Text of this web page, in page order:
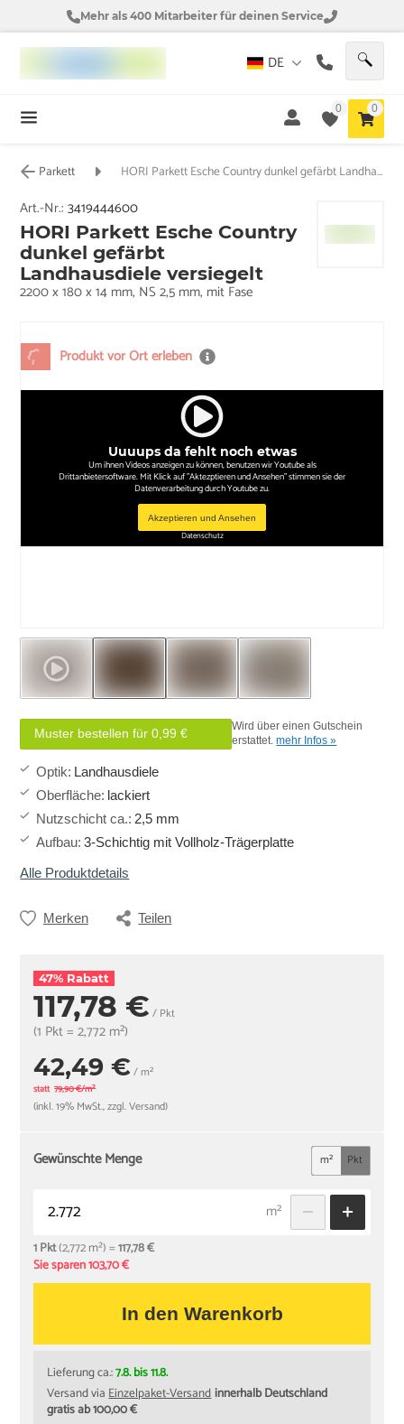
Mehr als 400 Mitarbeiter für deinen Service
DE
0 0
Parkett HORI Parkett Esche Country dunkel gefärbt Landhausdiele versiegelt
Produkt vor Ort erleben
Uuuups da fehlt noch etwas
Um ihnen Videos anzeigen zu können, benutzen wir Youtube als
Drittanbietersoftware. Mit Klick auf "Aktezptieren und Ansehen" stimmen sie der
Datenverarbeitung durch Youtube zu.
Akzeptieren und Ansehen
Datenschutz
Art.-Nr.:3419444600
HORI Parkett Esche Country
dunkel gefärbt
Landhausdiele versiegelt
2200 x 180 x 14 mm, NS 2,5 mm, mit Fase
Muster bestellen für 0,99 €
Wird über einen Gutschein
erstattet.mehr Infos »
Optik: Landhausdiele
Oberfläche: lackiert
Nutzschicht ca.: 2,5 mm
Aufbau: 3-Schichtig mit Vollholz-Trägerplatte
Alle Produktdetails
Merken Teilen
47% Rabatt
117,78 € / Pkt
(1 Pkt = 2,772 m²)
42,49 €/ m²
statt 79,90 €/m²
(inkl. 19% MwSt., zzgl. Versand)
Gewünschte Menge m² Pkt
m²
1 Pkt(2,772 m²) =117,78 €
Sie sparen 103,70 €
In den Warenkorb
Lieferung ca.:7.8. bis 11.8.
Versand viaEinzelpaket-Versandinnerhalb Deutschland
gratis ab 100,00 €